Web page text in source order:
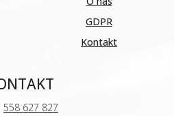
GDPR
Kontakt
558 627 827